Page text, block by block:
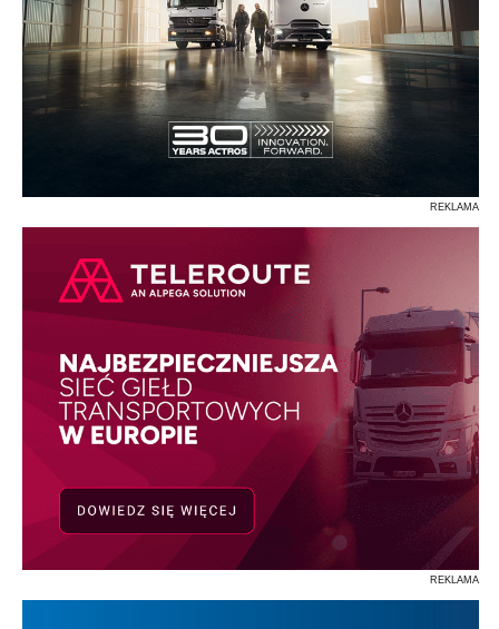
REKLAMA
REKLAMA